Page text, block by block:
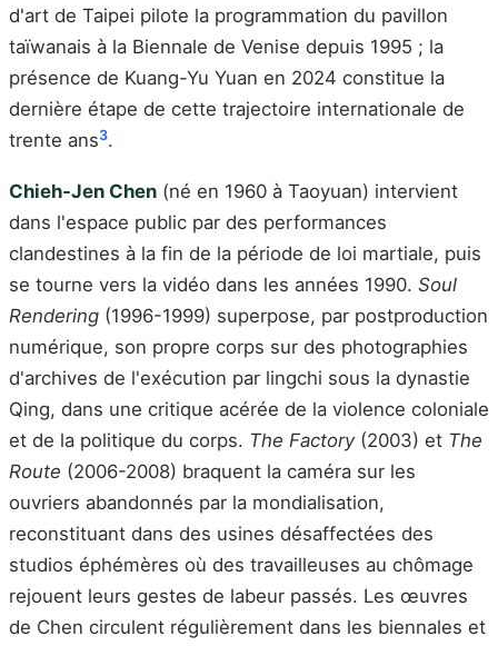
d'art de Taipei pilote la programmation du pavillon
taïwanais à la Biennale de Venise depuis 1995 ; la
présence de Kuang-Yu Yuan en 2024 constitue la
dernière étape de cette trajectoire internationale de
trente ans3.
Chieh-Jen Chen (né en 1960 à Taoyuan) intervient
dans l'espace public par des performances
clandestines à la fin de la période de loi martiale, puis
se tourne vers la vidéo dans les années 1990. Soul
Rendering (1996-1999) superpose, par postproduction
numérique, son propre corps sur des photographies
d'archives de l'exécution par lingchi sous la dynastie
Qing, dans une critique acérée de la violence coloniale
et de la politique du corps. The Factory(2003) et The
Route (2006-2008) braquent la caméra sur les
ouvriers abandonnés par la mondialisation,
reconstituant dans des usines désaffectées des
studios éphémères où des travailleuses au chômage
rejouent leurs gestes de labeur passés. Les œuvres
de Chen circulent régulièrement dans les biennales et